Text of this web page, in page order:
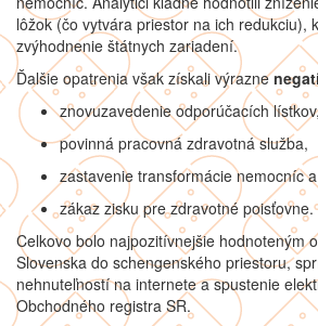
lôžok (čo vytvára priestor na ich redukciu),
zvýhodnenie štátnych zariadení.
Ďalšie opatrenia však získali výrazne
znovuzavedenie odporúčacích
povinná pracovná zdravotná služba,
zastavenie transformácie nemocníc a
zákaz zisku pre zdravotné poisťovne.
Celkovo bolo najpozitívnejšie hodnoteným
Slovenska do schengenského priestoru,
nehnuteľností na internete a spustenie
Obchodného registra SR.